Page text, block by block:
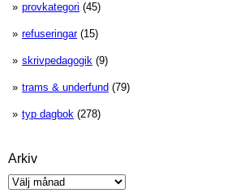
provkategori (45)
refuseringar(15)
skrivpedagogik (9)
trams & underfund (79)
typ dagbok (278)
Arkiv
Arkiv